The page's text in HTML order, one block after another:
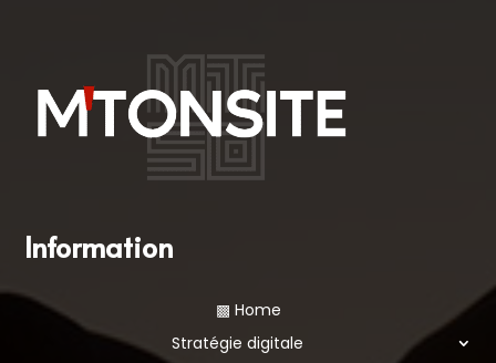
Information
▩ Home
Stratégie digitale